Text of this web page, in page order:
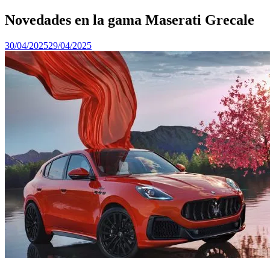
Novedades en la gama Maserati Grecale
30/04/202529/04/2025